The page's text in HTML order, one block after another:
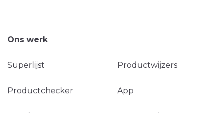
Ons werk
Superlijst Productwijzers
Productchecker App